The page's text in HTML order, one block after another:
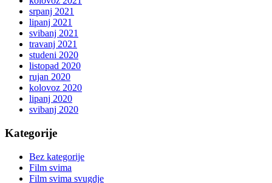
srpanj 2021
lipanj 2021
svibanj 2021
travanj 2021
studeni 2020
listopad 2020
rujan 2020
kolovoz 2020
lipanj 2020
svibanj 2020
Kategorije
Bez kategorije
Film svima
Film svima svugdje